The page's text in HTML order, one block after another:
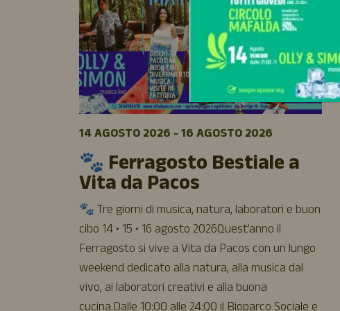
14 AGOSTO 2026 - 16 AGOSTO 2026
🐾 Ferragosto Bestiale a
Vita da Pacos
🐾 Tre giorni di musica, natura, laboratori e buon
cibo 14 • 15 • 16 agosto 2026Quest’anno il
Ferragosto si vive a Vita da Pacos con un lungo
weekend dedicato alla natura, alla musica dal
vivo, ai laboratori creativi e alla buona